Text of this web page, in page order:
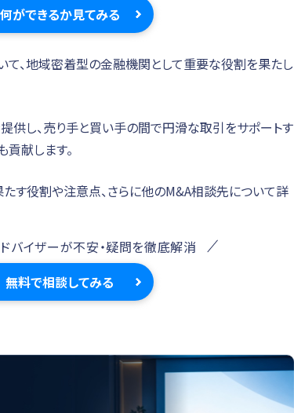
何ができるか見てみる
、地域密着型の金融機関として重要な役割を果たし
供し、売り手と買い手の間で円滑な取引をサポートす
献します。
す役割や注意点、さらに他のM&A相談先について詳
バイザーが不安・疑問を徹底解消
無料で相談してみる